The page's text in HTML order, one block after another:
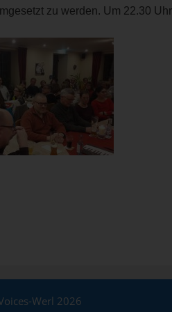
zu werden. Um 22.30
Werl 2026